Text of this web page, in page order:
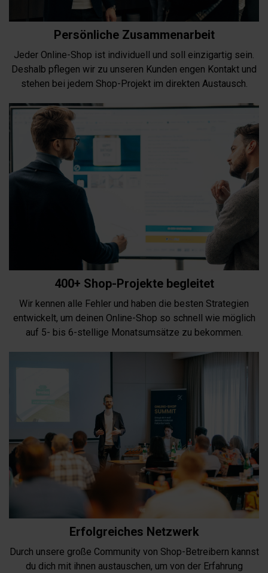
Persönliche Zusammenarbeit
Jeder Online-Shop ist individuell und soll einzigartig sein.
Deshalb pflegen wir zu unseren Kunden engen Kontakt und
stehen bei jedem Shop-Projekt im direkten Austausch.
400+ Shop-Projekte begleitet
Wir kennen alle Fehler und haben die besten Strategien
entwickelt, um deinen Online-Shop so schnell wie möglich
auf 5- bis 6-stellige Monatsumsätze zu bekommen.
Erfolgreiches Netzwerk
Durch unsere große Community von Shop-Betreibern kannst
du dich mit ihnen austauschen, um von der Erfahrung